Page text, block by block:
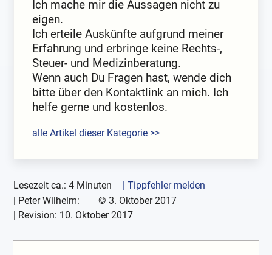
Ich mache mir die Aussagen nicht zu
eigen.
Ich erteile Auskünfte aufgrund meiner
Erfahrung und erbringe keine Rechts-,
Steuer- und Medizinberatung.
Wenn auch Du Fragen hast, wende dich
bitte über den Kontaktlink an mich. Ich
helfe gerne und kostenlos.
alle Artikel dieser Kategorie >>
Lesezeit ca.: 4 Minuten
| Tippfehler melden
| Peter Wilhelm: © 3. Oktober 2017
| Revision: 10. Oktober 2017